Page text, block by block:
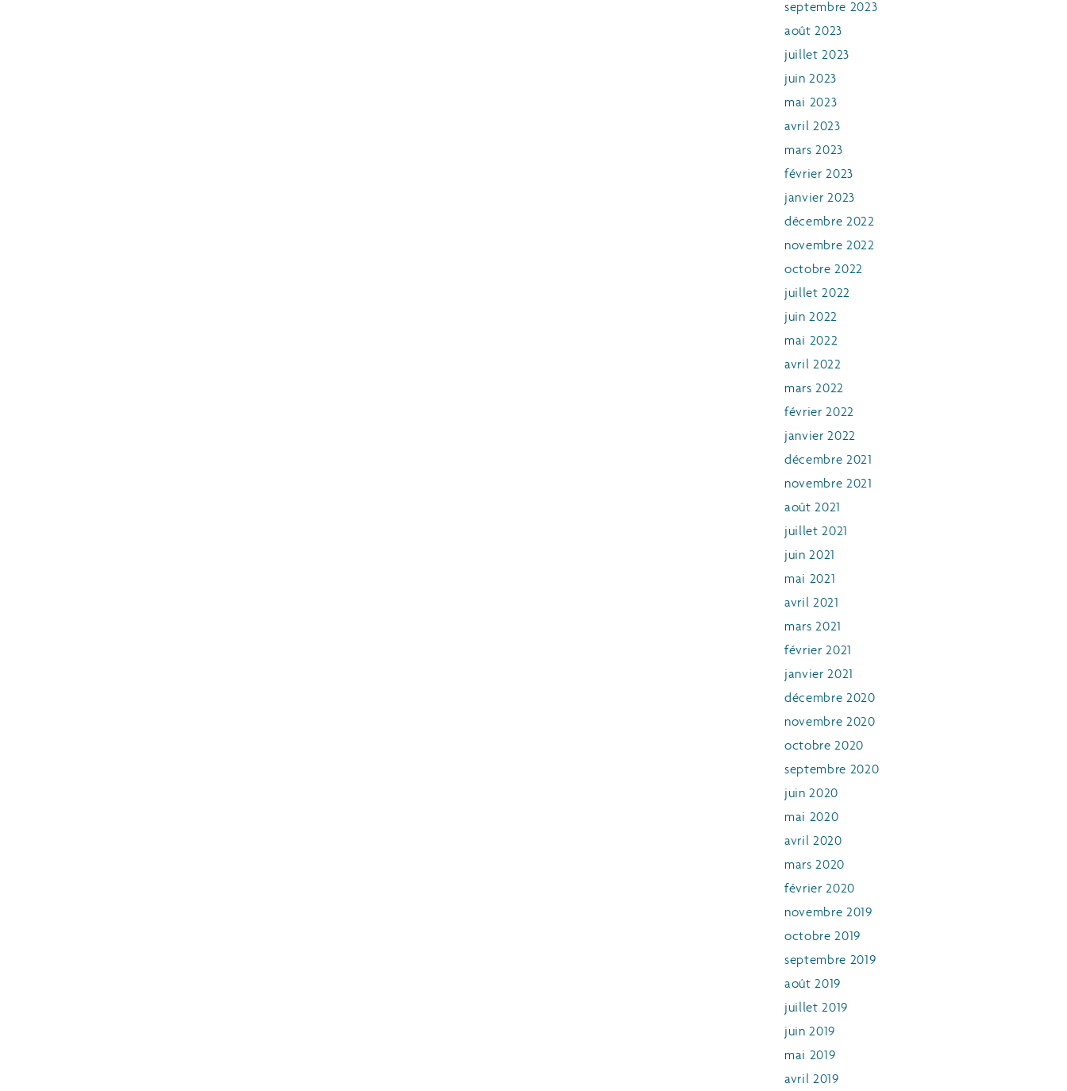
septembre 2023
août 2023
juillet 2023
juin 2023
mai 2023
avril 2023
mars 2023
février 2023
janvier 2023
décembre 2022
novembre 2022
octobre 2022
juillet 2022
juin 2022
mai 2022
avril 2022
mars 2022
février 2022
janvier 2022
décembre 2021
novembre 2021
août 2021
juillet 2021
juin 2021
mai 2021
avril 2021
mars 2021
février 2021
janvier 2021
décembre 2020
novembre 2020
octobre 2020
septembre 2020
juin 2020
mai 2020
avril 2020
mars 2020
février 2020
novembre 2019
octobre 2019
septembre 2019
août 2019
juillet 2019
juin 2019
mai 2019
avril 2019